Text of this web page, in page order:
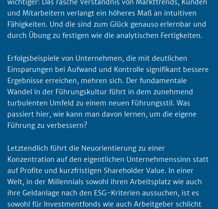
wichtiger: Das rasche Verständnis von Markttrends, Kunden
und Mitarbeitern verlangt ein höheres Maß an intuitiven
Fähigkeiten. Und die sind zum Glück genauso erlernbar und
durch Übung zu festigen wie die analytischen Fertigkeiten.
Erfolgsbeispiele von Unternehmen, die mit deutlichen
Einsparungen bei Aufwand und Kontrolle signifikant bessere
Ergebnisse erreichen, mehren sich. Der fundamentale
Wandel in der Führungskultur führt in dem zunehmend
turbulenten Umfeld zu einem neuen Führungsstil. Was
passiert hier, wie kann man davon lernen, um die eigene
Führung zu verbessern?
Letztendlich führt die Neuorientierung zu einer
Konzentration auf den eigentlichen Unternehmenssinn statt
auf Profite und kurzfristigen Shareholder Value. In einer
Welt, in der Millennials sowohl ihren Arbeitsplatz wie auch
ihre Geldanlage nach den ESG-Kriterien aussuchen, ist es
sowohl für Investmentfonds wie auch Arbeitgeber schlicht